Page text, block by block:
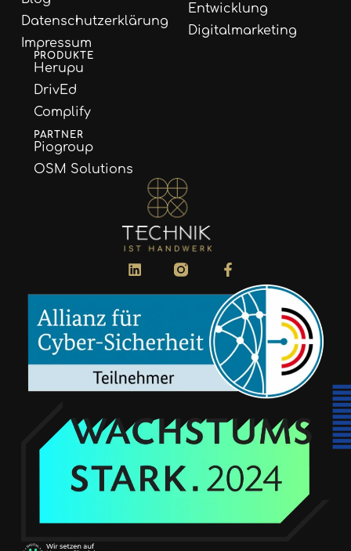
Datenschutzerklärung
Impressum
Entwicklung
Digitalmarketing
PRODUKTE
Herupu
DrivEd
Complify
PARTNER
Piogroup
OSM Solutions